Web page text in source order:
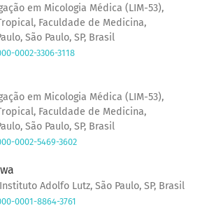
em Micologia Médica (LIM-53),
Faculdade de Medicina,
São Paulo, SP, Brasil
0002-3306-3118
em Micologia Médica (LIM-53),
Faculdade de Medicina,
São Paulo, SP, Brasil
0002-5469-3602
Adolfo Lutz, São Paulo, SP, Brasil
0001-8864-3761